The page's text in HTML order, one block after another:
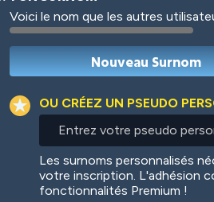
Robotic International
Starlight
Voici le nom que les autres
OU CRÉEZ UN PSEUDO
personnalisé
Les surnoms personnalisés
votre inscription. L'adhésion
fonctionnalités Premium !